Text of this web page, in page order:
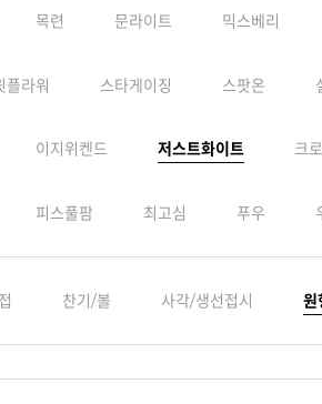
목련 문라이트 믹스베리
플라워 스타게이징 스팟온
이지위켄드 저스트화이트 크
피스풀팜 최고심 푸우
찬기/볼 사각/생선접시 원